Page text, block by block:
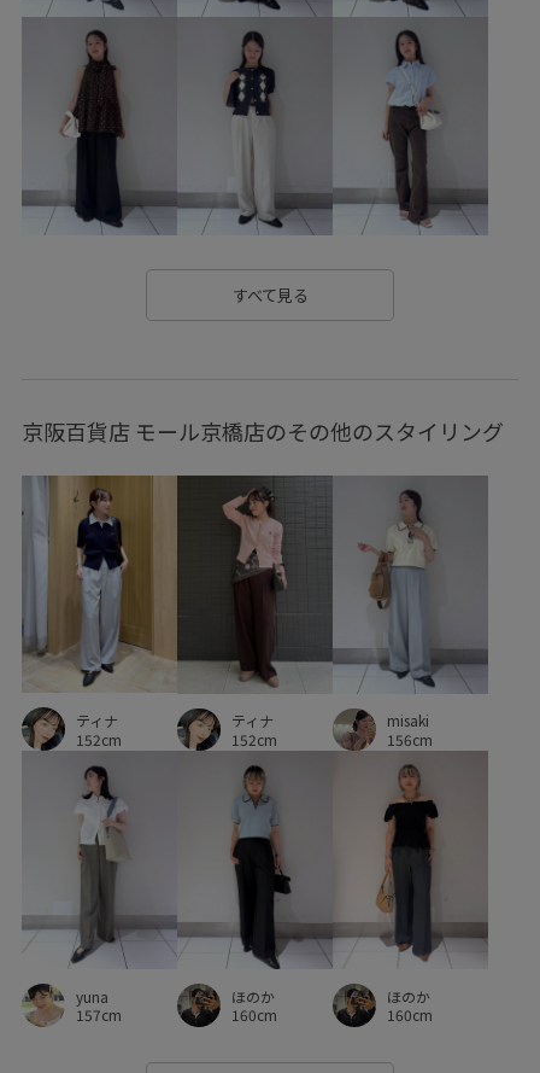
vis_pickuppants Wbag_pickup Wshoes_pickup
お手入れしやすい きちんと感 きれいに見える
さらっとした素材 さらりとした やや長め
アメリカンスリーブ オフィスカジュアル
オールインワン カジュアル カットソー
デニムとの相性抜群 ニュアンスカラー ネイル
ハイウエスト フェミニン フリル ブラウス
ヘルシー ベーシック ボリューム感
マーメイドスカート ロングスカート ワイドシルエット
ワイドパンツ
光沢感 収納力 取り外し可能
取り外し可能なショルダー 合わせやすい 大人っぽい
女性らしい印象 女性らしさ 抜け感
接触冷感 歩きやすい 洗濯機で洗える
爽やか 疲れにくい 程よいボリューム
脚長効果 華やか 薄手 衝撃吸収 足長
軽くて柔らかい 透け感 透け感がない 長財布
靴下 高級感
すべて見る
京阪百貨店 モール京橋店のその他のスタイリング
ティナ
152cm
ティナ
152cm
misaki
156cm
yuna
157cm
ほのか
160cm
ほのか
160cm